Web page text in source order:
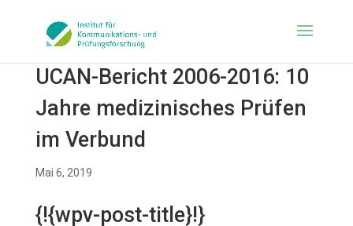
UCAN-Bericht 2006-2016: 10
Jahre medizinisches Prüfen
im Verbund
Mai 6, 2019
{!{wpv-post-title}!}